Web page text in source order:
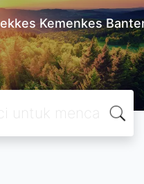
Kemenkes